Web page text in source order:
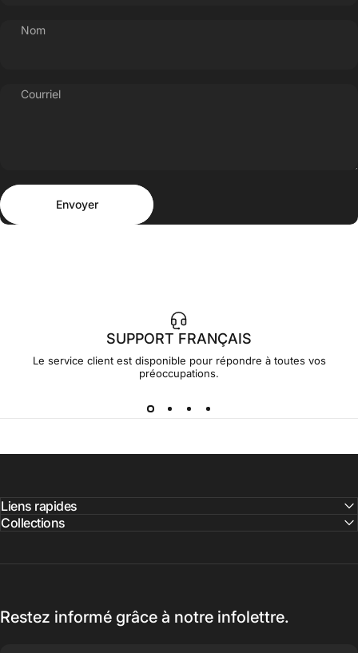
Nom
Courriel
Envoyer
Envoyer
SUPPORT FRANÇAIS
Le service client est disponible pour répondre à toutes vos
préoccupations.
Liens rapides
Collections
Restez informé grâce à notre infolettre.